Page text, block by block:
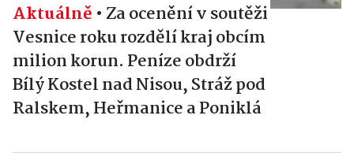
Aktuálně • Za ocenění v soutěži
Vesnice roku rozdělí kraj obcím
milion korun. Peníze obdrží
Bílý Kostel nad Nisou, Stráž pod
Ralskem, Heřmanice a Poniklá